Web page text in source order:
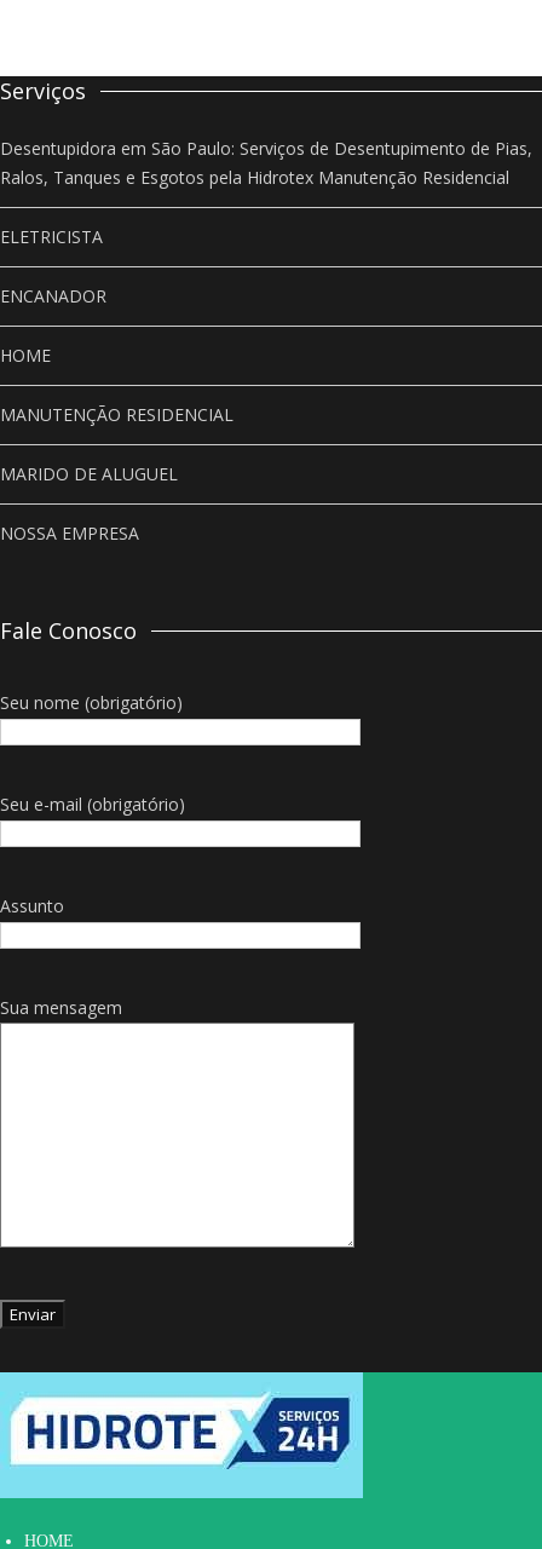
Serviços
Desentupidora em São Paulo: Serviços de Desentupimento de Pias,
Ralos, Tanques e Esgotos pela Hidrotex Manutenção Residencial
ELETRICISTA
ENCANADOR
HOME
MANUTENÇÃO RESIDENCIAL
MARIDO DE ALUGUEL
NOSSA EMPRESA
Fale Conosco
Seu nome (obrigatório)
Seu e-mail (obrigatório)
Assunto
Sua mensagem
HOME